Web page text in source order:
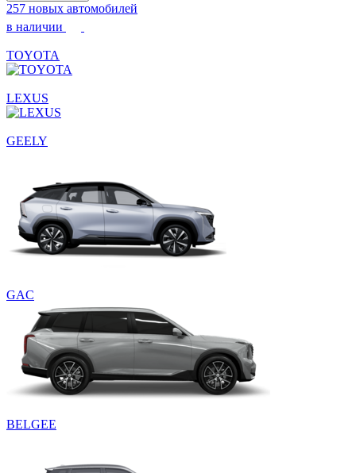
257 новых автомобилей
в наличии
TOYOTA
LEXUS
GEELY
GAC
BELGEE